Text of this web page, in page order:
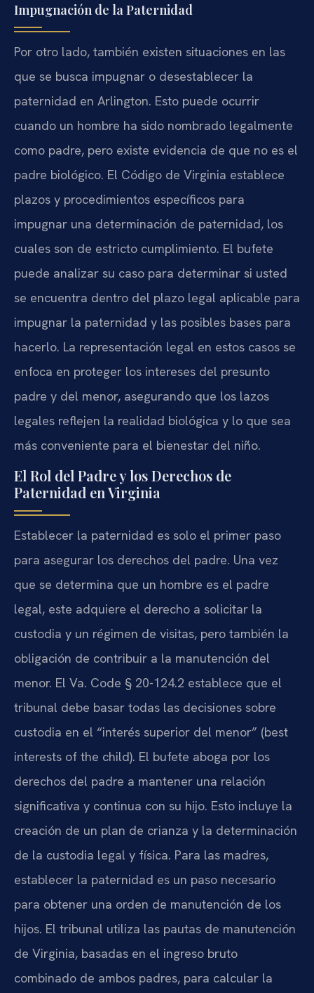
Impugnación de la Paternidad
Por otro lado, también existen situaciones en las
que se busca impugnar o desestablecer la
paternidad en Arlington. Esto puede ocurrir
cuando un hombre ha sido nombrado legalmente
como padre, pero existe evidencia de que no es el
padre biológico. El Código de Virginia establece
plazos y procedimientos específicos para
impugnar una determinación de paternidad, los
cuales son de estricto cumplimiento. El bufete
puede analizar su caso para determinar si usted
se encuentra dentro del plazo legal aplicable para
impugnar la paternidad y las posibles bases para
hacerlo. La representación legal en estos casos se
enfoca en proteger los intereses del presunto
padre y del menor, asegurando que los lazos
legales reflejen la realidad biológica y lo que sea
más conveniente para el bienestar del niño.
El Rol del Padre y los Derechos de
Paternidad en Virginia
Establecer la paternidad es solo el primer paso
para asegurar los derechos del padre. Una vez
que se determina que un hombre es el padre
legal, este adquiere el derecho a solicitar la
custodia y un régimen de visitas, pero también la
obligación de contribuir a la manutención del
menor. El Va. Code § 20-124.2 establece que el
tribunal debe basar todas las decisiones sobre
custodia en el “interés superior del menor” (best
interests of the child). El bufete aboga por los
derechos del padre a mantener una relación
significativa y continua con su hijo. Esto incluye la
creación de un plan de crianza y la determinación
de la custodia legal y física. Para las madres,
establecer la paternidad es un paso necesario
para obtener una orden de manutención de los
hijos. El tribunal utiliza las pautas de manutención
de Virginia, basadas en el ingreso bruto
combinado de ambos padres, para calcular la